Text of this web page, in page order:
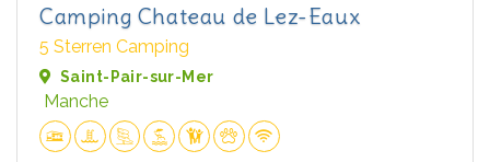
Camping Chateau de Lez-Eaux
5 Sterren Camping
Saint-Pair-sur-Mer
Manche